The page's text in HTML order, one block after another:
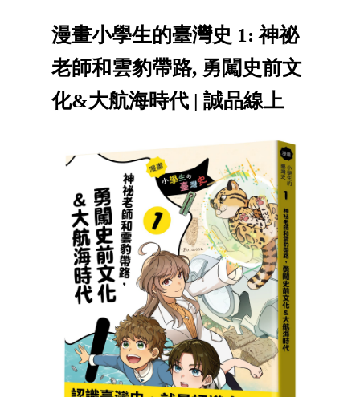
漫畫小學生的臺灣史 1: 神祕
老師和雲豹帶路, 勇闖史前文
化&大航海時代 | 誠品線上